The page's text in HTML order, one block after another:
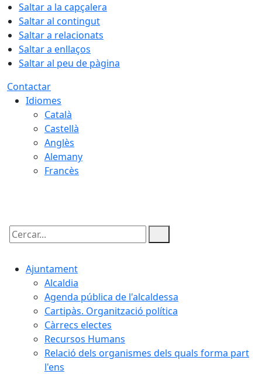
Saltar a la capçalera
Saltar al contingut
Saltar a relacionats
Saltar a enllaços
Saltar al peu de pàgina
Contactar
Idiomes
Català
Castellà
Anglès
Alemany
Francès
Cercar:
Ajuntament
Alcaldia
Agenda pública de l'alcaldessa
Cartipàs. Organització política
Càrrecs electes
Recursos Humans
Relació dels organismes dels quals forma part
l'ens